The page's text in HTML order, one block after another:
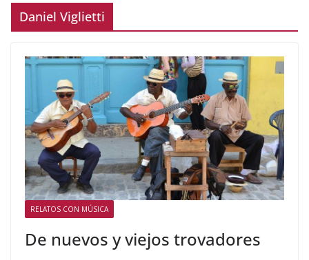
Daniel Viglietti
RELATOS CON MÚSICA
De nuevos y viejos trovadores